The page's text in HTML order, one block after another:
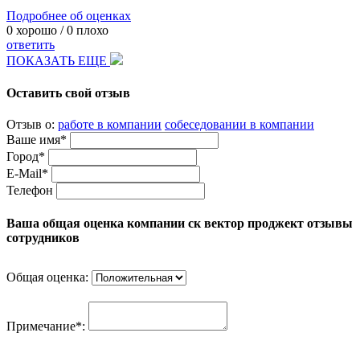
Подробнее об оценках
0 хорошо /0 плохо
ответить
ПОКАЗАТЬ ЕЩЕ
Оставить свой отзыв
Отзыв о: работе в компании собеседовании в компании
Ваше имя*
Город*
E-Mail*
Телефон
Ваша общая оценка компании ск вектор проджект отзывы
сотрудников
Общая оценка:
Примечание*: